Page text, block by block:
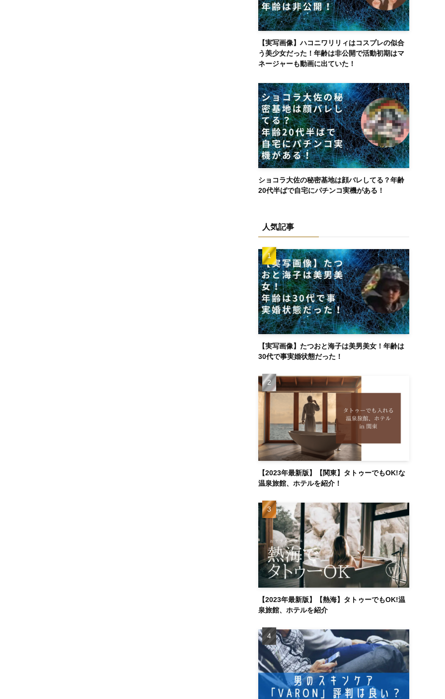
【実写画像】ハコニワリリィはコスプレの似合
う美少女だった！年齢は非公開で活動初期はマ
ネージャーも動画に出ていた！
ショコラ大佐の秘密基地は顔バレしてる？年齢
20代半ばで自宅にパチンコ実機がある！
人気記事
【実写画像】たつおと海子は美男美女！年齢は
30代で事実婚状態だった！
【2023年最新版】【関東】タトゥーでもOK!な
温泉旅館、ホテルを紹介！
【2023年最新版】【熱海】タトゥーでもOK!温
泉旅館、ホテルを紹介